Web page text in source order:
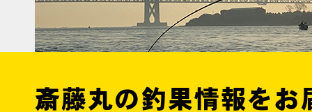
斎藤丸の釣果情報をお